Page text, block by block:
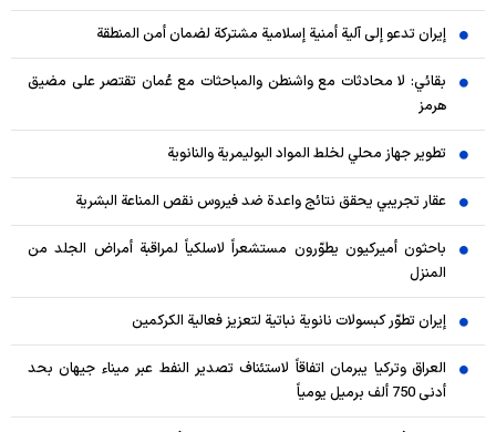
إيران تدعو إلى آلية أمنية إسلامية مشتركة لضمان أمن المنطقة
بقائي: لا محادثات مع واشنطن والمباحثات مع عُمان تقتصر على مضيق
هرمز
تطوير جهاز محلي لخلط المواد البوليمرية والنانوية
عقار تجريبي يحقق نتائج واعدة ضد فيروس نقص المناعة البشرية
باحثون أميركيون يطوّرون مستشعراً لاسلكياً لمراقبة أمراض الجلد من
المنزل
إيران تطوّر كبسولات نانوية نباتية لتعزيز فعالية الكركمين
العراق وتركيا يبرمان اتفاقاً لاستئناف تصدير النفط عبر ميناء جيهان بحد
أدنى 750 ألف برميل يومياً